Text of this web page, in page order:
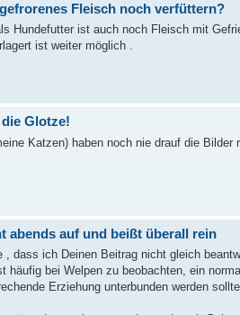
Fleisch noch verfüttern?
Hundefutter ist auch noch Fleisch mit
ist weiter möglich .
Glotze!
Katzen) haben noch nie drauf die Bilder
abends auf und beißt überall rein
, dass ich Deinen Beitrag nicht gleich
häufig bei Welpen zu beobachten, ein
Erziehung unterbunden werden sollte.